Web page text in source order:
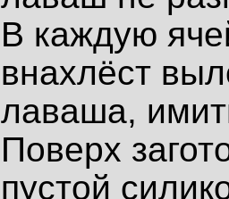
В каждую
внахлёст
лаваша,
Поверх
пустой